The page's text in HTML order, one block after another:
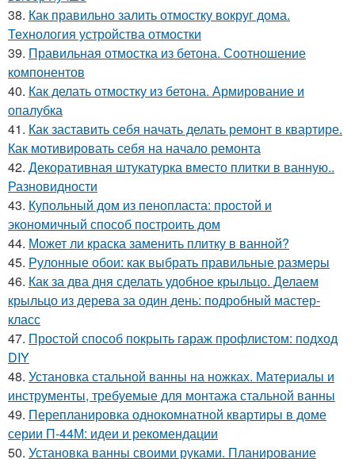
38. Как правильно залить отмостку вокруг дома.
Технология устройства отмостки
39. Правильная отмостка из бетона. Соотношение
компонентов
40. Как делать отмостку из бетона. Армирование и
опалубка
41. Как заставить себя начать делать ремонт в квартире.
Как мотивировать себя на начало ремонта
42. Декоративная штукатурка вместо плитки в ванную..
Разновидности
43. Купольный дом из пенопласта: простой и
экономичный способ построить дом
44. Может ли краска заменить плитку в ванной?
45. Рулонные обои: как выбрать правильные размеры
46. Как за два дня сделать удобное крыльцо. Делаем
крыльцо из дерева за один день: подробный мастер-
класс
47. Простой способ покрыть гараж профлистом: подход
DIY
48. Установка стальной ванны на ножках. Материалы и
инструменты, требуемые для монтажа стальной ванны
49. Перепланировка однокомнатной квартиры в доме
серии П-44М: идеи и рекомендации
50. Установка ванны своими руками. Планирование